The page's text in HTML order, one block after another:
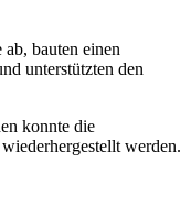
bauten einen
unterstützten den
konnte die
werden.